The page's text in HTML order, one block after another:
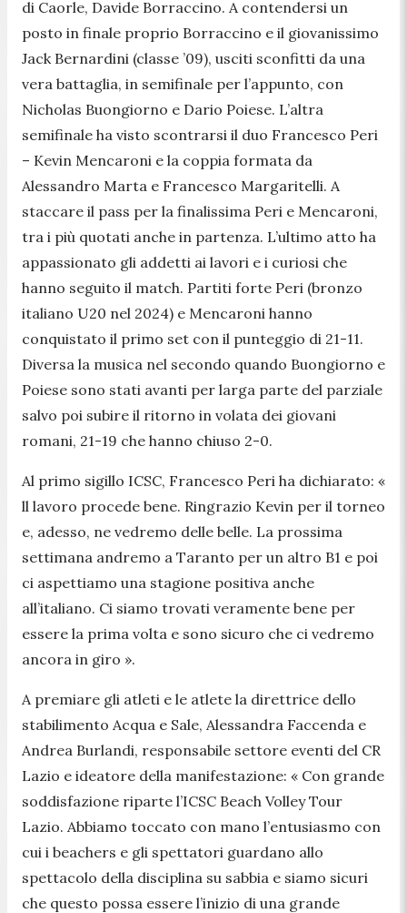
di Caorle, Davide Borraccino. A contendersi un
posto in finale proprio Borraccino e il giovanissimo
Jack Bernardini (classe ’09), usciti sconfitti da una
vera battaglia, in semifinale per l’appunto, con
Nicholas Buongiorno e Dario Poiese. L’altra
semifinale ha visto scontrarsi il duo Francesco Peri
– Kevin Mencaroni e la coppia formata da
Alessandro Marta e Francesco Margaritelli. A
staccare il pass per la finalissima Peri e Mencaroni,
tra i più quotati anche in partenza. L’ultimo atto ha
appassionato gli addetti ai lavori e i curiosi che
hanno seguito il match. Partiti forte Peri (bronzo
italiano U20 nel 2024) e Mencaroni hanno
conquistato il primo set con il punteggio di 21-11.
Diversa la musica nel secondo quando Buongiorno e
Poiese sono stati avanti per larga parte del parziale
salvo poi subire il ritorno in volata dei giovani
romani, 21-19 che hanno chiuso 2-0.
Al primo sigillo ICSC, Francesco Peri ha dichiarato: «
ll lavoro procede bene. Ringrazio Kevin per il torneo
e, adesso, ne vedremo delle belle. La prossima
settimana andremo a Taranto per un altro B1 e poi
ci aspettiamo una stagione positiva anche
all’italiano. Ci siamo trovati veramente bene per
essere la prima volta e sono sicuro che ci vedremo
ancora in giro ».
A premiare gli atleti e le atlete la direttrice dello
stabilimento Acqua e Sale, Alessandra Faccenda e
Andrea Burlandi, responsabile settore eventi del CR
Lazio e ideatore della manifestazione: « Con grande
soddisfazione riparte l’ICSC Beach Volley Tour
Lazio. Abbiamo toccato con mano l’entusiasmo con
cui i beachers e gli spettatori guardano allo
spettacolo della disciplina su sabbia e siamo sicuri
che questo possa essere l’inizio di una grande